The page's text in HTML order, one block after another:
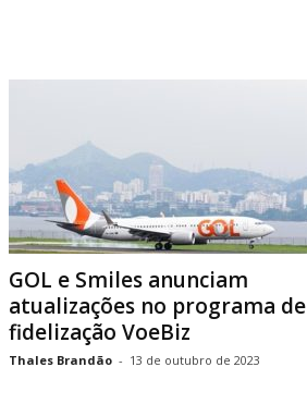
GOL e Smiles anunciam
atualizações no programa de
fidelização VoeBiz
Thales Brandão - 13 de outubro de 2023